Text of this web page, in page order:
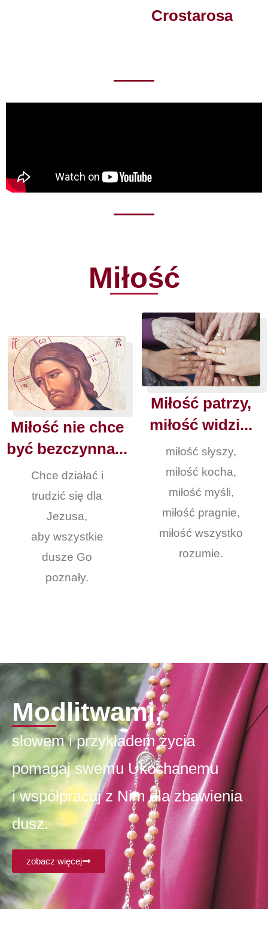
Crostarosa
Miłość
Miłość nie chce
być bezczynna...
Chce działać i
trudzić się dla
Jezusa,
aby wszystkie
dusze Go
poznały.
Miłość patrzy,
miłość widzi...
miłość słyszy,
miłość kocha,
miłość myśli,
miłość pragnie,
miłość wszystko
rozumie.
Modlitwami,
słowem i przykładem życia
pomagaj swemu Ukochanemu
i współpracuj z Nim dla zbawienia
dusz.
zobacz więcej